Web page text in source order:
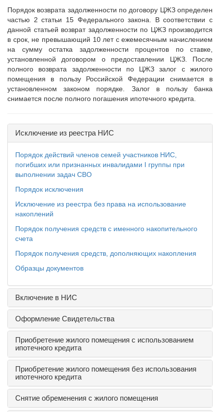
Порядок возврата задолженности по договору ЦЖЗ определен
частью 2 статьи 15 Федерального закона. В соответствии с
данной статьей возврат задолженности по ЦЖЗ производится
в срок, не превышающий 10 лет с ежемесячным начислением
на сумму остатка задолженности процентов по ставке,
установленной договором о предоставлении ЦЖЗ. После
полного возврата задолженности по ЦЖЗ залог с жилого
помещения в пользу Российской Федерации снимается в
установленном законом порядке. Залог в пользу банка
снимается после полного погашения ипотечного кредита.
Исключение из реестра НИС
Порядок действий членов семей участников НИС,
погибших или признанных инвалидами I группы при
выполнении задач СВО
Порядок исключения
Исключение из реестра без права на использование
накоплений
Порядок получения средств с именного накопительного
счета
Порядок получения средств, дополняющих накопления
Образцы документов
Включение в НИС
Оформление Свидетельства
Приобретение жилого помещения с использованием
ипотечного кредита
Приобретение жилого помещения без использования
ипотечного кредита
Снятие обременения с жилого помещения